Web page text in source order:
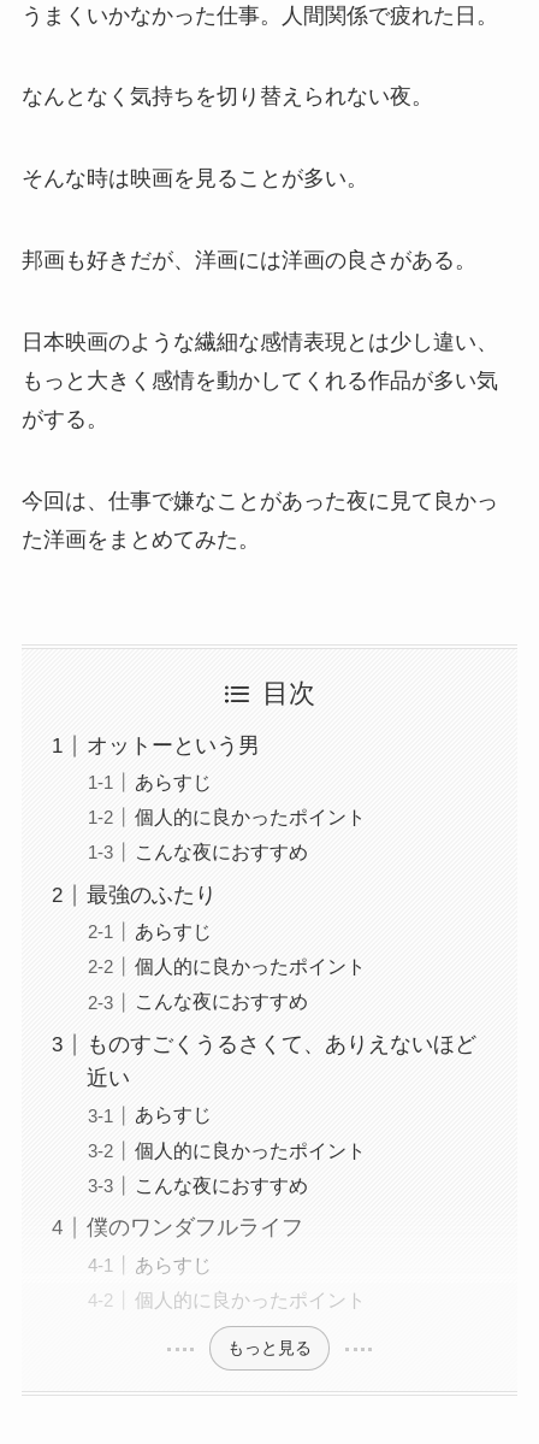
うまくいかなかった仕事。人間関係で疲れた日。
なんとなく気持ちを切り替えられない夜。
そんな時は映画を見ることが多い。
邦画も好きだが、洋画には洋画の良さがある。
日本映画のような繊細な感情表現とは少し違い、
もっと大きく感情を動かしてくれる作品が多い気
がする。
今回は、仕事で嫌なことがあった夜に見て良かっ
た洋画をまとめてみた。
目次
オットーという男
あらすじ
個人的に良かったポイント
こんな夜におすすめ
最強のふたり
あらすじ
個人的に良かったポイント
こんな夜におすすめ
ものすごくうるさくて、ありえないほど
近い
あらすじ
個人的に良かったポイント
こんな夜におすすめ
僕のワンダフルライフ
あらすじ
個人的に良かったポイント
もっと見る